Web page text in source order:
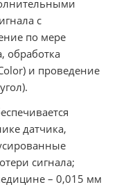
с
по мере
обработка
и проведение
датчика,
сигнала;
– 0,015 мм